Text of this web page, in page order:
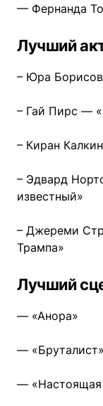
— Фернанда
Лучший
– Юра
– Гай Пирс —
– Киран
– Эдвард
известный»
– Джереми
Трампа»
Лучший
— «Анора»
— «Бруталист»
— «Настоящая